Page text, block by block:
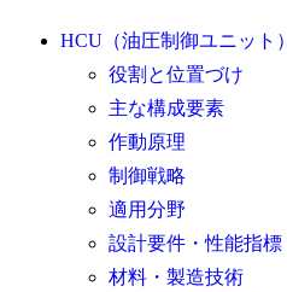
HCU（油圧制御ユニット）
役割と位置づけ
主な構成要素
作動原理
制御戦略
適用分野
設計要件・性能指標
材料・製造技術